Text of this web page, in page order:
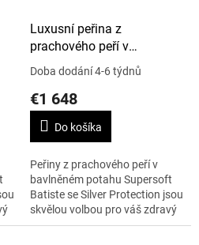
Luxusní peřina z
prachového peří v
Supersoft Batiste, Silver
Protection, 260 x 240 cm,
Cold Winter
Doba dodání 4-6 týdnů
€1 648
Do košíka
Peřiny z prachového peří v
bavlněném potahu Supersoft
Batiste se Silver Protection jsou
skvělou volbou pro váš zdravý
spánek, i pokud se obáváte